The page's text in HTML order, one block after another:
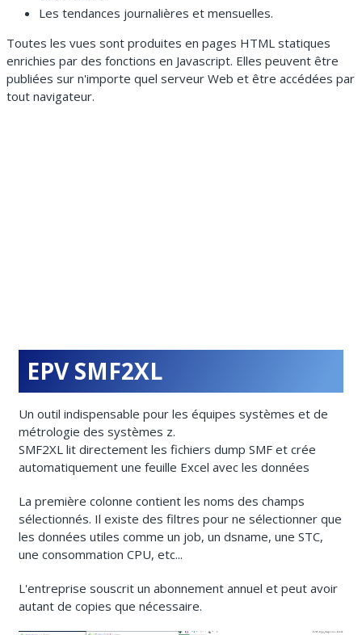
Les tendances journalières et mensuelles.
Toutes les vues sont produites en pages HTML statiques
enrichies par des fonctions en Javascript. Elles peuvent être
publiées sur n'importe quel serveur Web et être accédées par
tout navigateur.
EPV SMF2XL
Un outil indispensable pour les équipes systèmes et de
métrologie des systèmes z.
SMF2XL lit directement les fichiers dump SMF et crée
automatiquement une feuille Excel avec les données
La première colonne contient les noms des champs
sélectionnés. Il existe des filtres pour ne sélectionner que
les données utiles comme un job, un dsname, une STC,
une consommation CPU, etc...
L'entreprise souscrit un abonnement annuel et peut avoir
autant de copies que nécessaire.